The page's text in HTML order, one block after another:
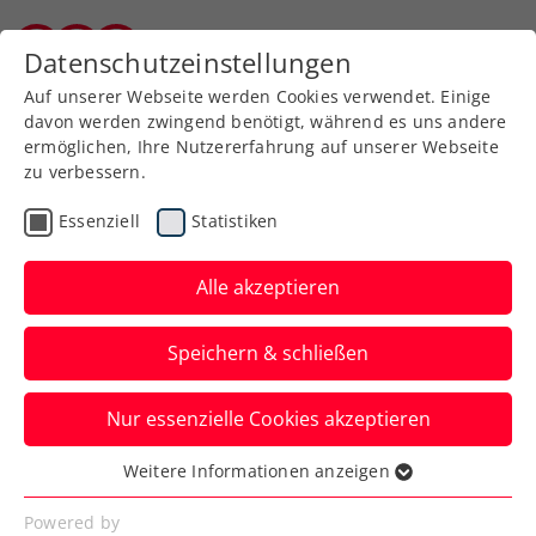
Zurück zur Newsübersicht
ATP
Die Reha kann beginnen:
Ofner erfolgreich an der
Ferse operiert
Österreichs aktuelle Nummer eins kann
sich immerhin auf Krücken schon wieder
fortbewegen.
Verfasst von: Manuel Wachta, 19.09.2024
Datenschutzeinstellungen
Auf unserer Webseite werden Cookies verwendet. Einige
davon werden zwingend benötigt, während es uns andere
ermöglichen, Ihre Nutzererfahrung auf unserer Webseite
zu verbessern.
Essenziell Statistiken
Alle akzeptieren
Speichern & schließen
Nur essenzielle Cookies akzeptieren
Essenziell
Essenzielle Cookies werden für grundlegende
Weitere Informationen anzeigen
Powered by